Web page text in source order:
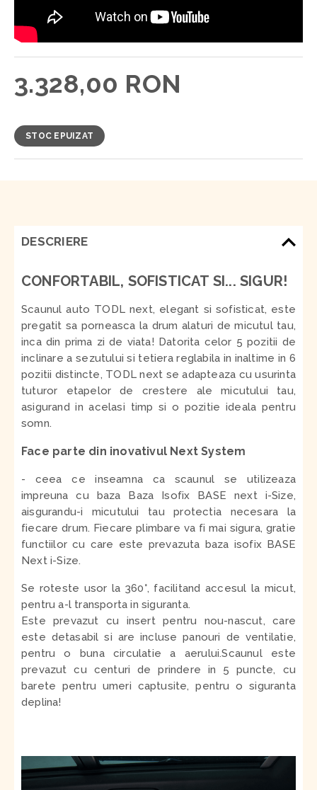
3.328,00 RON
STOC EPUIZAT
DESCRIERE
CONFORTABIL, SOFISTICAT SI... SIGUR!
Scaunul auto TODL next, elegant si sofisticat, este
pregatit sa porneasca la drum alaturi de micutul tau,
inca din prima zi de viata! Datorita celor 5 pozitii de
inclinare a sezutului si tetiera reglabila in inaltime in 6
pozitii distincte, TODL next se adapteaza cu usurinta
tuturor etapelor de crestere ale micutului tau,
asigurand in acelasi timp si o pozitie ideala pentru
somn.
Face parte din inovativul Next System
- ceea ce inseamna ca scaunul se utilizeaza
impreuna cu baza Baza Isofix BASE next i-Size,
aisgurandu-i micutului tau protectia necesara la
fiecare drum. Fiecare plimbare va fi mai sigura, gratie
functiilor cu care este prevazuta baza isofix BASE
Next i-Size.
Se roteste usor la 360°, facilitand accesul la micut,
pentru a-l transporta in siguranta.
Este prevazut cu insert pentru nou-nascut, care
este detasabil si are incluse panouri de ventilatie,
pentru o buna circulatie a aerului.Scaunul este
prevazut cu centuri de prindere in 5 puncte, cu
barete pentru umeri captusite, pentru o siguranta
deplina!